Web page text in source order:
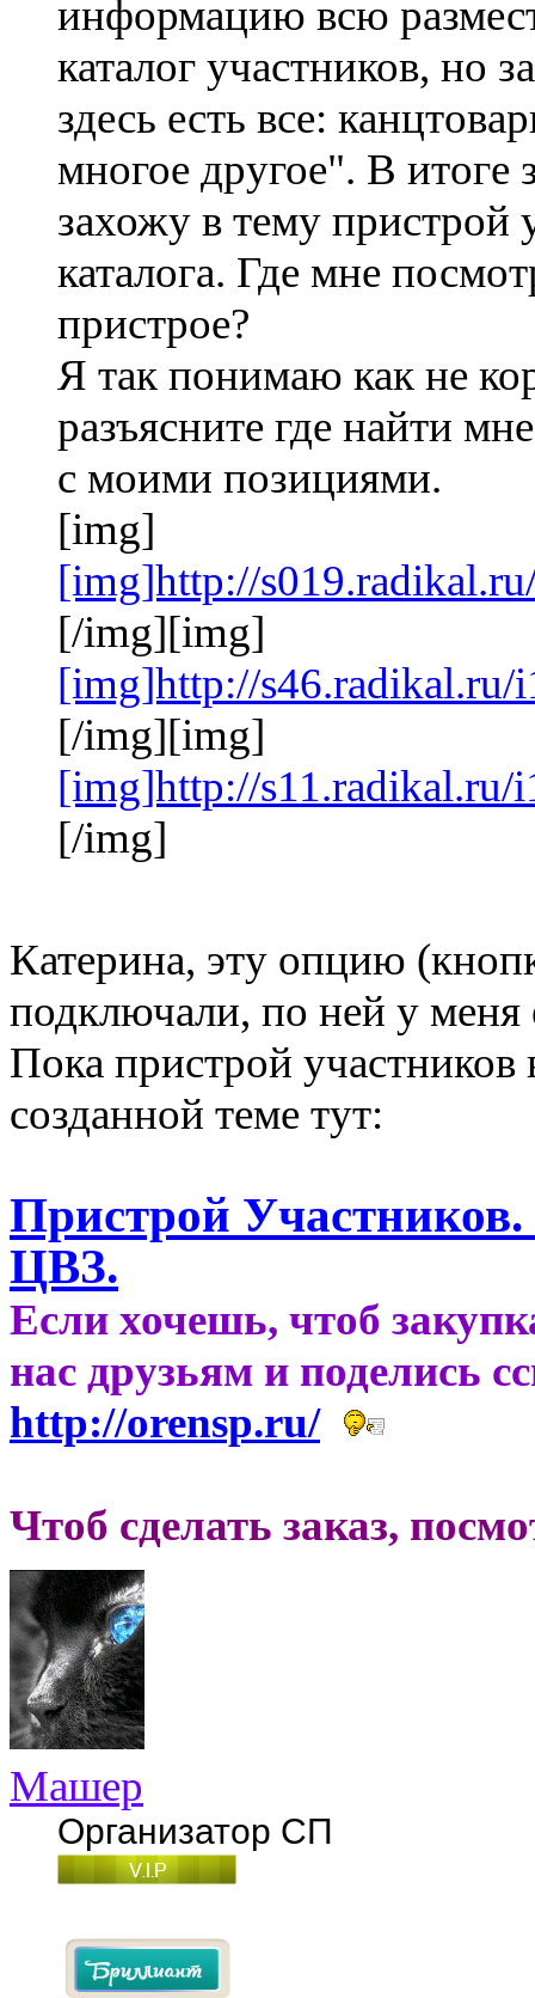
информацию всю
каталог участников, но
здесь есть все:
многое другое". В итоге
захожу в тему пристрой
каталога. Где мне
пристрое?
Я так понимаю как не
разъясните где найти
с моими позициями.
[img]
[img]http://
[/img][img]
[img]http://s46.radikal.ru/
[/img][img]
[img]http://s11.radikal.ru/
[/img]
Катерина, эту опцию
подключали, по ней у меня
Пока пристрой
созданной теме тут:
Пристрой Участников.
ЦВЗ.
Если хочешь, чтоб
нас друзьям и поделись
http://orensp.ru/
Чтоб сделать заказ,
Машер
Организатор СП